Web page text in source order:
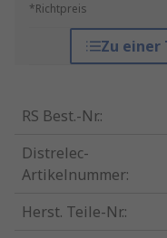
*Richtpreis
Zu einer
RS Best.-Nr.:
Distrelec-
Artikelnummer:
Herst. Teile-Nr.: